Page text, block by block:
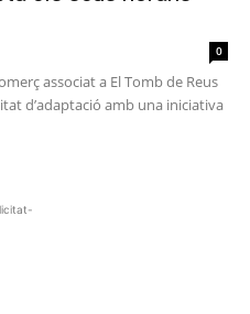
0
associat a El Tomb de Reus
d’adaptació amb una iniciativa